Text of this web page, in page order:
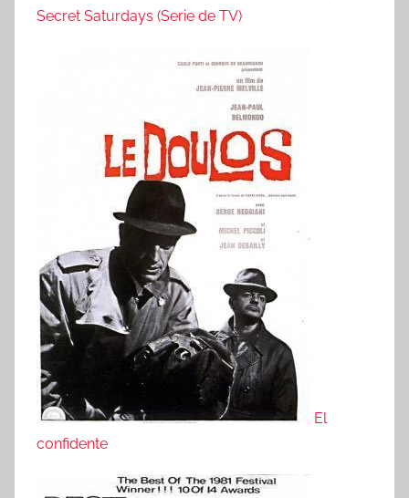
Secret Saturdays (Serie de TV)
El
confidente